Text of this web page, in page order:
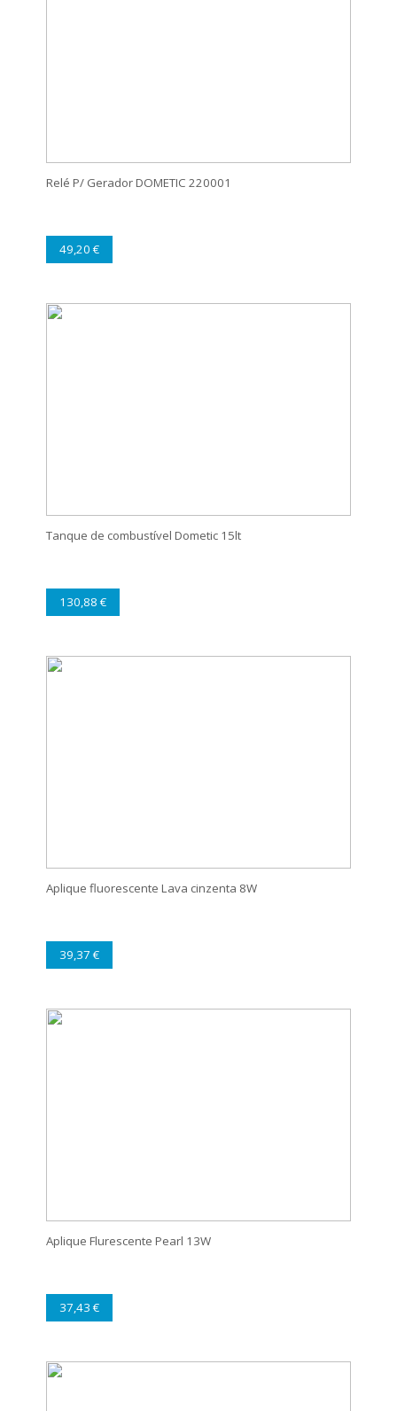
Relé P/ Gerador DOMETIC 220001
49,20 €
Tanque de combustível Dometic 15lt
130,88 €
Aplique fluorescente Lava cinzenta 8W
39,37 €
Aplique Flurescente Pearl 13W
37,43 €